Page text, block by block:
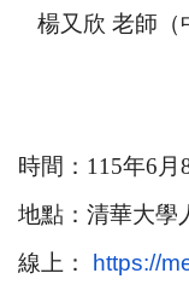
楊又欣 老師（
時間： 115年6 月
地點：清華大學
線上：
https://